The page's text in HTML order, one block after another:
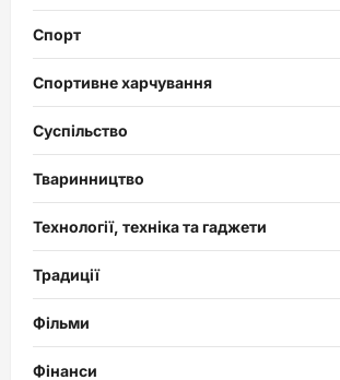
Спорт
Спортивне харчування
Суспільство
Тваринництво
Технології, техніка та гаджети
Традиції
Фільми
Фінанси